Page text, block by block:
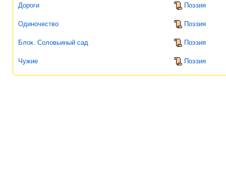
Дороги Поэзия
Одиночество Поэзия
Блок. Соловьиный сад Поэзия
Чужие Поэзия